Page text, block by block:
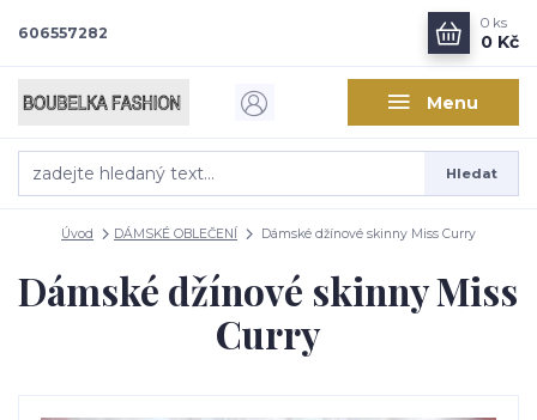
Menu
Hledat
606557282
0 ks
0 Kč
Úvod DÁMSKÉ OBLEČENÍ Dámské džínové skinny Miss Curry
Dámské džínové skinny Miss
Curry